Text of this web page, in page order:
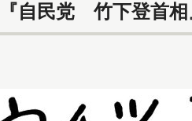
自民党 竹下登首相